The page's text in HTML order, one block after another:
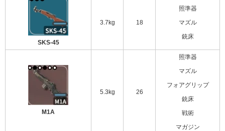
SKS-45
3.7kg 18
照準器
マズル
銃床
M1A
5.3kg 26
照準器
マズル
フォアグリップ
銃床
戦術
マガジン